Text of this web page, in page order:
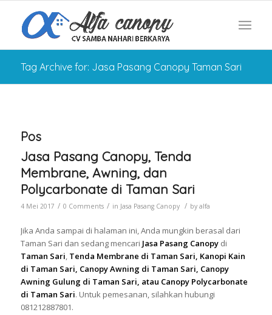
Tag Archive for: Jasa Pasang Canopy Taman Sari
Pos
Jasa Pasang Canopy, Tenda
Membrane, Awning, dan
Polycarbonate di Taman Sari
4 Mei 2017 / 0 Comments / in Jasa Pasang Canopy / by alfa
Jika Anda sampai di halaman ini, Anda mungkin berasal dari
Taman Sari dan sedang mencari Jasa Pasang Canopy di
Taman Sari, Tenda Membrane di Taman Sari, Kanopi Kain
di Taman Sari, Canopy Awning di Taman Sari, Canopy
Awning Gulung di Taman Sari, atau Canopy Polycarbonate
di Taman Sari. Untuk pemesanan, silahkan hubungi
081212887801.